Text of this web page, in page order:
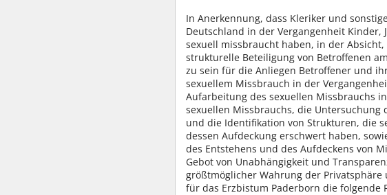
In Anerkennung, dass Kleriker und
Deutschland in der Vergangenheit
sexuell missbraucht haben, in der
strukturelle Beteiligung von Betroffenen
zu sein für die Anliegen Betroffener und
sexuellem Missbrauch in der
Aufarbeitung des sexuellen Missbrauchs
sexuellen Missbrauchs, die
und die Identifikation von Strukturen, die
dessen Aufdeckung erschwert haben,
des Entstehens und des Aufdeckens von
Gebot von Unabhängigkeit und
größtmöglicher Wahrung der
für das Erzbistum Paderborn die folgende